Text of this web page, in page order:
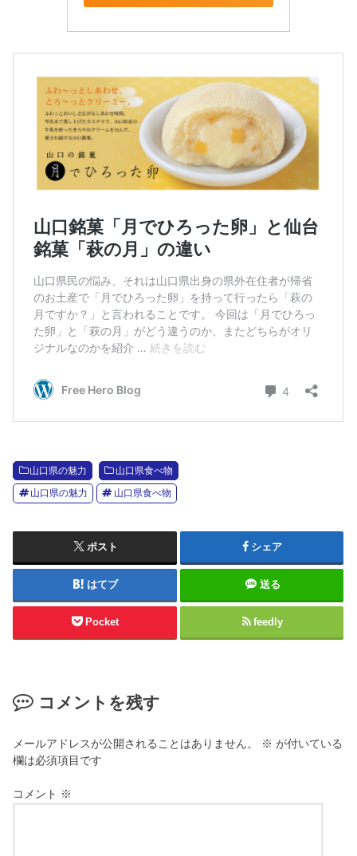
山口県の魅力 山口県食べ物
山口県の魅力 山口県食べ物
ポスト シェア
はてブ 送る
Pocket feedly
コメントを残す
メールアドレスが公開されることはありません。 ※ が付いている
欄は必須項目です
コメント ※